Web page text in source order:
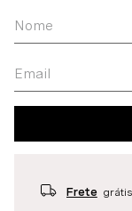
Frete